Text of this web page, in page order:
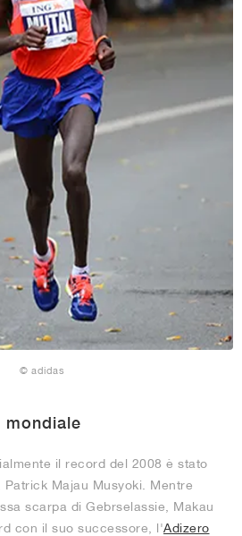
© adidas
mondiale
il record del 2008 è stato
Majau Musyoki. Mentre
scarpa di Gebrselassie, Makau
con il suo successore, l'Adizero